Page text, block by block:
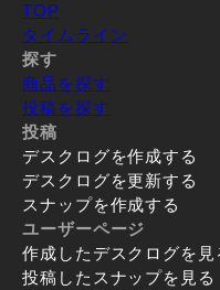
TOP
タイムライン
探す
商品を探す
投稿を探す
投稿
デスクログを作成する
デスクログを更新する
スナップを作成する
ユーザーページ
作成したデスクログを見
投稿したスナップを見る